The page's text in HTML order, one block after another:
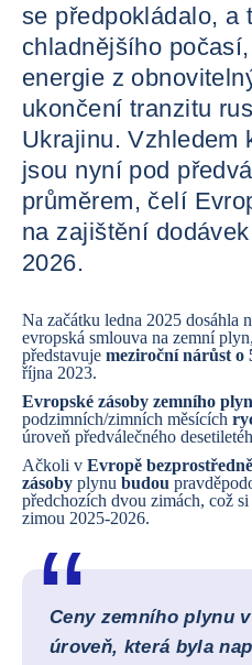
se předpokládalo, a
chladnějšího
energie z
ukončení tranzitu
Ukrajinu. Vzhledem
jsou nyní pod
průměrem, čelí
na zajištění
2026.
Na začátku ledna 2025 dosáhla
evropská smlouva na zemní
představuje meziroční nárůst o
října 2023.
Evropské zásoby zemního
podzimních/zimních měsících
úroveň předválečného
Ačkoli v Evropě
zásoby plynu budou
předchozích dvou zimách, což
zimou 2025-2026.
Ceny zemního plynu
úroveň, která byla